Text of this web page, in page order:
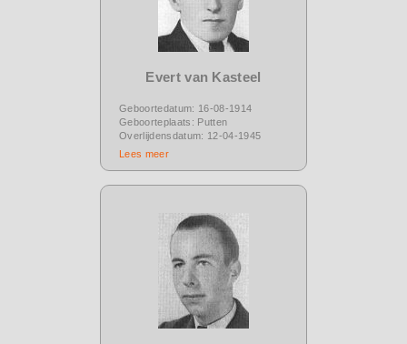
Evert van Kasteel
Geboortedatum: 16-08-1914
Geboorteplaats: Putten
Overlijdensdatum: 12-04-1945
Lees meer